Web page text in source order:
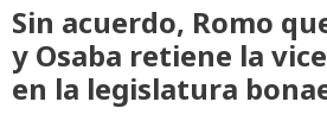
Sin acuerdo, Romo
y Osaba retiene la
en la legislatura